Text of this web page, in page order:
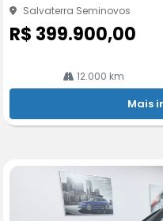
Salvaterra Seminovos
R$ 399.900,00
12.000 km
Mais